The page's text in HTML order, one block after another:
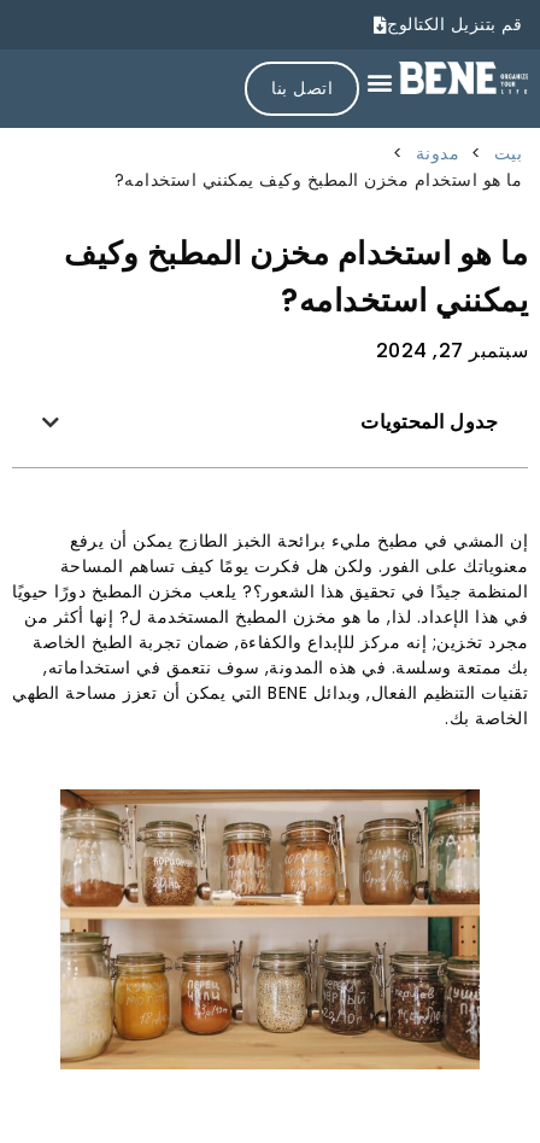
قم بتنزيل الكتالوج
اتصل بنا
بيت > مدونة
>
ما هو استخدام مخزن المطبخ وكيف يمكنني استخدامه?
ما هو استخدام مخزن المطبخ وكيف
يمكنني استخدامه?
سبتمبر 27, 2024
جدول المحتويات
إن المشي في مطبخ مليء برائحة الخبز الطازج يمكن أن يرفع
معنوياتك على الفور. ولكن هل فكرت يومًا كيف تساهم المساحة
المنظمة جيدًا في تحقيق هذا الشعور؟? يلعب مخزن المطبخ دورًا حيويًا
في هذا الإعداد. لذا, ما هو مخزن المطبخ المستخدمة ل? إنها أكثر من
مجرد تخزين; إنه مركز للإبداع والكفاءة, ضمان تجربة الطبخ الخاصة
بك ممتعة وسلسة. في هذه المدونة, سوف نتعمق في استخداماته,
تقنيات التنظيم الفعال, وبدائل BENE التي يمكن أن تعزز مساحة الطهي
الخاصة بك.